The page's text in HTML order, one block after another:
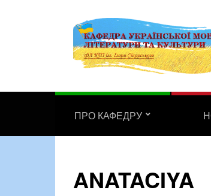
ПРО КАФЕДРУ
ANATACIYA